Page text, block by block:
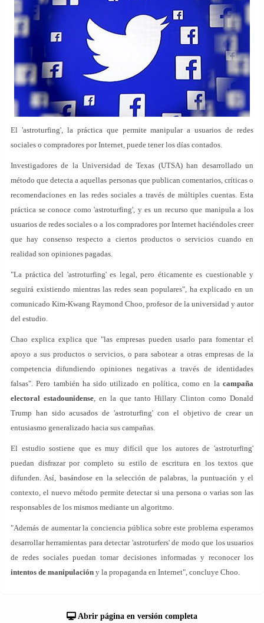
El 'astroturfing', la práctica que permite manipular a usuarios de redes
sociales o compradores por Internet, puede tener los días contados.
Investigadores de la Universidad de Texas (UTSA) han desarrollado un
método que detecta a aquellas personas que publican comentarios, críticas o
recomendaciones en las redes sociales a través de múltiples cuentas. Esta
práctica se conoce como 'astroturfing', y es un recurso que manipula a los
usuarios de redes sociales o a los compradores por Internet haciéndoles creer
que hay consenso respecto a ciertos productos o servicios cuando en
realidad son opiniones pagadas.
"La práctica del 'astroturfing' es legal, pero éticamente es cuestionable y
seguirá existiendo mientras las redes sean populares", ha explicado en un
comunicado Kim-Kwang Raymond Choo, profesor de la universidad y autor
del estudio.
Chao explica explica que "las empresas pueden usarlo para fomentar el
apoyo a sus productos o servicios, o para sabotear a otras empresas de la
competencia difundiendo opiniones negativas a través de identidades
falsas". Pero también ha sido utilizado en política, como en la campaña
electoral estadounidense, en la que tanto Hillary Clinton como Donald
Trump han sido acusados de 'astroturfing' con el objetivo de crear un
entusiasmo generalizado hacia sus campañas.
El estudio sostiene que es muy difícil que los autores de 'astroturfing'
puedan disfrazar por completo su estilo de escritura en los textos que
difunden. Así, basándose en la selección de palabras, la puntuación y el
contexto, el nuevo método permite detectar si una persona o varias son las
responsables de los mismos mediante un algoritmo.
"Además de aumentar la conciencia pública sobre este problema esperamos
desarrollar herramientas para detectar 'astroturfers' de modo que los usuarios
de redes sociales puedan tomar decisiones informadas y reconocer los
intentos de manipulación y la propaganda en Internet", concluye Choo.
Abrir página en versión completa